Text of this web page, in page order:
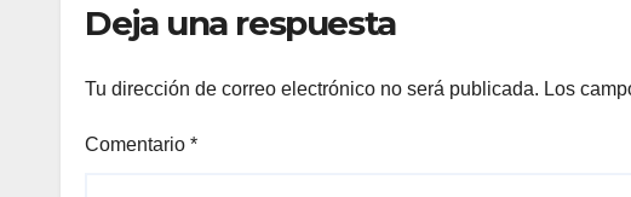
Deja una respuesta
Tu dirección de correo electrónico no será publicada. Los
Comentario *